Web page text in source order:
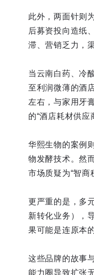
此外，两面针则
后募资投向造纸
滞、营销乏力，
当云南白药、冷
至利润微薄的酒
左右，与家用牙
的“酒店耗材供应
华熙生物的案例
物发酵技术。然
市场质疑为“智商
更严重的是，多
新转化业务），
果可能是连原本
这些品牌的故事
能力圈导致扩张